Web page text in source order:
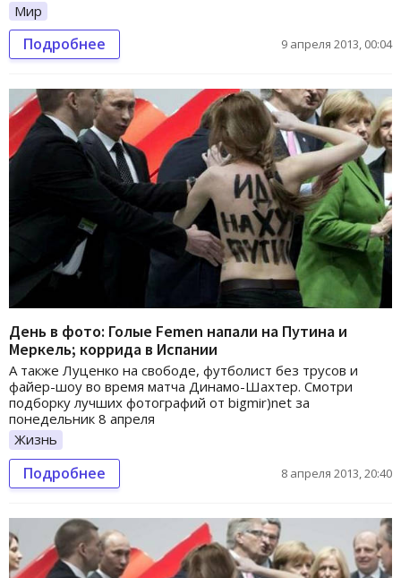
Мир
Подробнее 9 апреля 2013, 00:04
День в фото: Голые Femen напали на Путина и
Меркель; коррида в Испании
А также Луценко на свободе, футболист без трусов и
файер-шоу во время матча Динамо-Шахтер. Смотри
подборку лучших фотографий от bigmir)net за
понедельник 8 апреля
Жизнь
Подробнее 8 апреля 2013, 20:40